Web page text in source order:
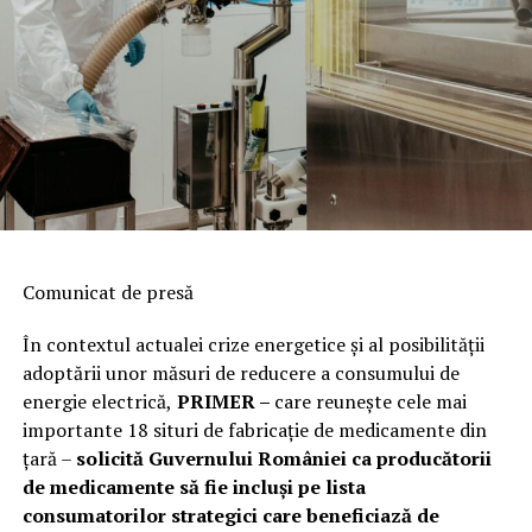
Comunicat de presă
În contextul actualei crize energetice și al posibilității
adoptării unor măsuri de reducere a consumului de
energie electrică, PRIMER – care reuneşte cele mai
importante 18 situri de fabricaţie de medicamente din
ţară – solicită Guvernului României ca producătorii
de medicamente să fie incluși pe lista
consumatorilor strategici care beneficiază de